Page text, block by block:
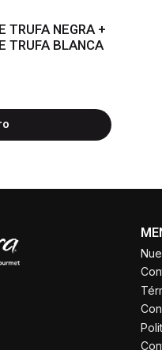
TRUFA NEGRA +
TRUFA BLANCA